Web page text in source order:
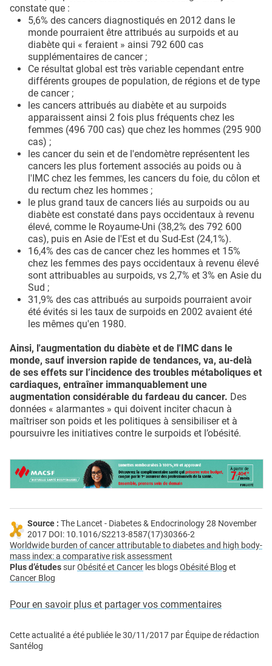
constate que :
5,6% des cancers diagnostiqués en 2012 dans le
monde pourraient être attribués au surpoids et au
diabète qui « feraient » ainsi 792 600 cas
supplémentaires de cancer ;
Ce résultat global est très variable cependant entre
différents groupes de population, de régions et de type
de cancer ;
les cancers attribués au diabète et au surpoids
apparaissent ainsi 2 fois plus fréquents chez les
femmes (496 700 cas) que chez les hommes (295 900
cas) ;
les cancer du sein et de l'endomètre représentent les
cancers les plus fortement associés au poids ou à
l'IMC chez les femmes, les cancers du foie, du côlon et
du rectum chez les hommes ;
le plus grand taux de cancers liés au surpoids ou au
diabète est constaté dans pays occidentaux à revenu
élevé, comme le Royaume-Uni (38,2% des 792 600
cas), puis en Asie de l'Est et du Sud-Est (24,1%).
16,4% des cas de cancer chez les hommes et 15%
chez les femmes des pays occidentaux à revenu élevé
sont attribuables au surpoids, vs 2,7% et 3% en Asie du
Sud ;
31,9% des cas attribués au surpoids pourraient avoir
été évités si les taux de surpoids en 2002 avaient été
les mêmes qu'en 1980.
Ainsi, l'augmentation du diabète et de l'IMC dans le
monde, sauf inversion rapide de tendances, va, au-delà
de ses effets sur l’incidence des troubles métaboliques et
cardiaques, entraîner immanquablement une
augmentation considérable du fardeau du cancer. Des
données « alarmantes » qui doivent inciter chacun à
maîtriser son poids et les politiques à sensibiliser et à
poursuivre les initiatives contre le surpoids et l’obésité.
Source : The Lancet - Diabetes & Endocrinology 28 November
2017 DOI: 10.1016/S2213-8587(17)30366-2
Worldwide burden of cancer attributable to diabetes and high body-
mass index: a comparative risk assessment
Plus d’étudessurObésité et Cancer les blogsObésité Blog et
Cancer Blog
Pour en savoir plus et partager vos commentaires
Cette actualité a été publiée le30/11/2017 par Équipe de rédaction
Santélog